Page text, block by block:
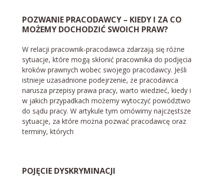
POZWANIE PRACODAWCY – KIEDY I ZA CO
MOŻEMY DOCHODZIĆ SWOICH PRAW?
W relacji pracownik-pracodawca zdarzają się różne
sytuacje, które mogą skłonić pracownika do podjęcia
kroków prawnych wobec swojego pracodawcy. Jeśli
istnieje uzasadnione podejrzenie, że pracodawca
narusza przepisy prawa pracy, warto wiedzieć, kiedy i
w jakich przypadkach możemy wytoczyć powództwo
do sądu pracy. W artykule tym omówimy najczęstsze
sytuacje, za które można pozwać pracodawcę oraz
terminy, których
POJĘCIE DYSKRYMINACJI